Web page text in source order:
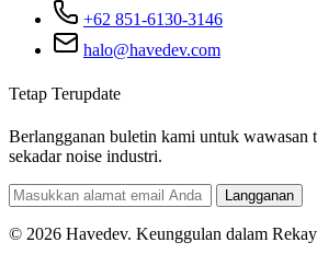
+62 851-6130-3146
halo@havedev.com
Tetap Terupdate
Berlangganan buletin kami untuk wawasan
sekadar noise industri.
Langganan
© 2026 Havedev. Keunggulan dalam